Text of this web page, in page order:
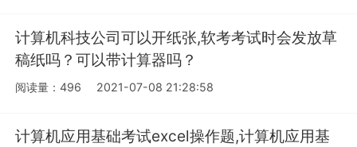
计算机科技公司可以开纸张,软考考试时会发放草
稿纸吗？可以带计算器吗？
阅读量：496 2021-07-08 21:28:58
计算机应用基础考试excel操作题,计算机应用基